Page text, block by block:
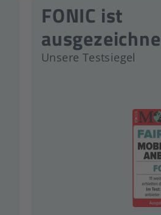
FONIC ist
Unsere Testsiegel